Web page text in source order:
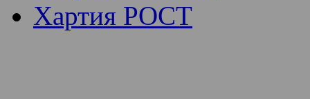
Хартия РОСТ